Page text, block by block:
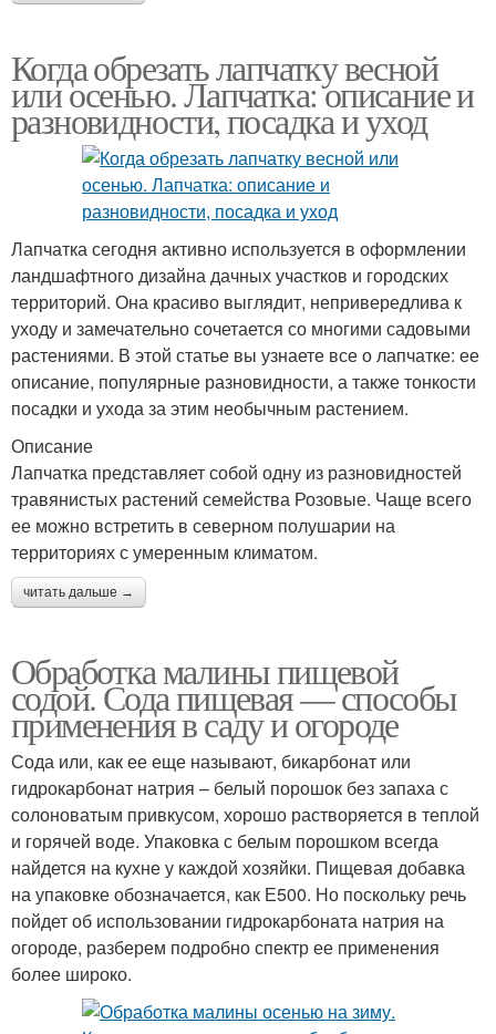
Когда обрезать лапчатку весной
или осенью. Лапчатка: описание и
разновидности, посадка и уход
Лапчатка сегодня активно используется в оформлении
ландшафтного дизайна дачных участков и городских
территорий. Она красиво выглядит, непривередлива к
уходу и замечательно сочетается со многими садовыми
растениями. В этой статье вы узнаете все о лапчатке: ее
описание, популярные разновидности, а также тонкости
посадки и ухода за этим необычным растением.
Описание
Лапчатка представляет собой одну из разновидностей
травянистых растений семейства Розовые. Чаще всего
ее можно встретить в северном полушарии на
территориях с умеренным климатом.
читать дальше →
Обработка малины пищевой
содой. Сода пищевая — способы
применения в саду и огороде
Сода или, как ее еще называют, бикарбонат или
гидрокарбонат натрия – белый порошок без запаха с
солоноватым привкусом, хорошо растворяется в теплой
и горячей воде. Упаковка с белым порошком всегда
найдется на кухне у каждой хозяйки. Пищевая добавка
на упаковке обозначается, как Е500. Но поскольку речь
пойдет об использовании гидрокарбоната натрия на
огороде, разберем подробно спектр ее применения
более широко.